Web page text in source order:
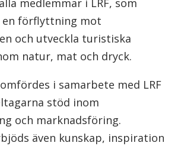
medlemmar i LRF, som
en förflyttning mot
och utveckla turistiska
natur, mat och dryck.
i samarbete med LRF
stöd inom
och marknadsföring.
även kunskap, inspiration